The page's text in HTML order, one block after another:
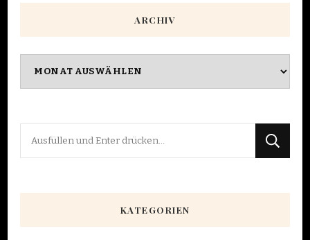
ARCHIV
etwas?
KATEGORIEN